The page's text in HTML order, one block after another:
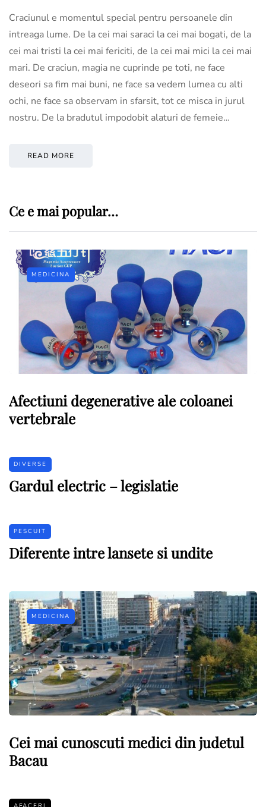
Craciunul e momentul special pentru persoanele din
intreaga lume. De la cei mai saraci la cei mai bogati, de la
cei mai tristi la cei mai fericiti, de la cei mai mici la cei mai
mari. De craciun, magia ne cuprinde pe toti, ne face
deseori sa fim mai buni, ne face sa vedem lumea cu alti
ochi, ne face sa observam in sfarsit, tot ce misca in jurul
nostru. De la bradutul impodobit alaturi de femeie…
READ MORE
Ce e mai popular…
MEDICINA
Afectiuni degenerative ale coloanei
vertebrale
DIVERSE
Gardul electric – legislatie
PESCUIT
Diferente intre lansete si undite
MEDICINA
Cei mai cunoscuti medici din judetul
Bacau